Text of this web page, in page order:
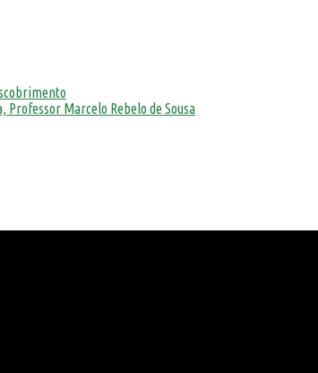
Professor Marcelo Rebelo de Sousa